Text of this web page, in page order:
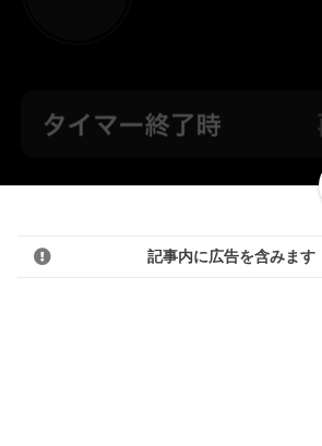
記事内に広告を含みます